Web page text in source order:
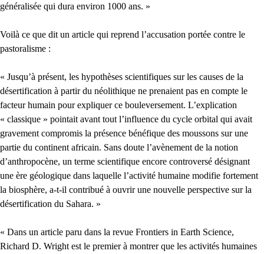
généralisée qui dura environ 1000 ans. »
Voilà ce que dit un article qui reprend l’accusation portée contre le
pastoralisme :
« Jusqu’à présent, les hypothèses scientifiques sur les causes de la
désertification à partir du néolithique ne prenaient pas en compte le
facteur humain pour expliquer ce bouleversement. L’explication
« classique » pointait avant tout l’influence du cycle orbital qui avait
gravement compromis la présence bénéfique des moussons sur une
partie du continent africain. Sans doute l’avènement de la notion
d’anthropocène, un terme scientifique encore controversé désignant
une ère géologique dans laquelle l’activité humaine modifie fortement
la biosphère, a-t-il contribué à ouvrir une nouvelle perspective sur la
désertification du Sahara. »
« Dans un article paru dans la revue Frontiers in Earth Science,
Richard D. Wright est le premier à montrer que les activités humaines